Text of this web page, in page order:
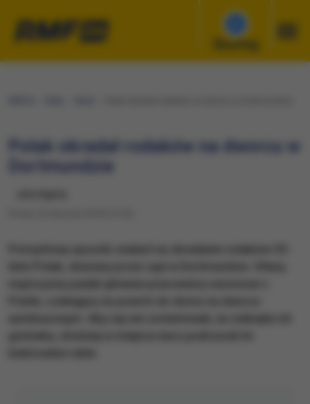
Słuchaj
Polak okradał rodaków na dworcu w
Dortmundzie